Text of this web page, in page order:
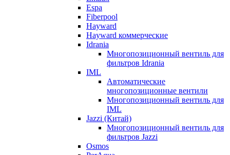
Espa
Fiberpool
Hayward
Hayward коммерческие
Idrania
Многопозиционный вентиль для
фильтров Idrania
IML
Автоматические
многопозиционные вентили
Многопозиционный вентиль для
IML
Jazzi (Китай)
Многопозиционный вентиль для
фильтров Jazzi
Osmos